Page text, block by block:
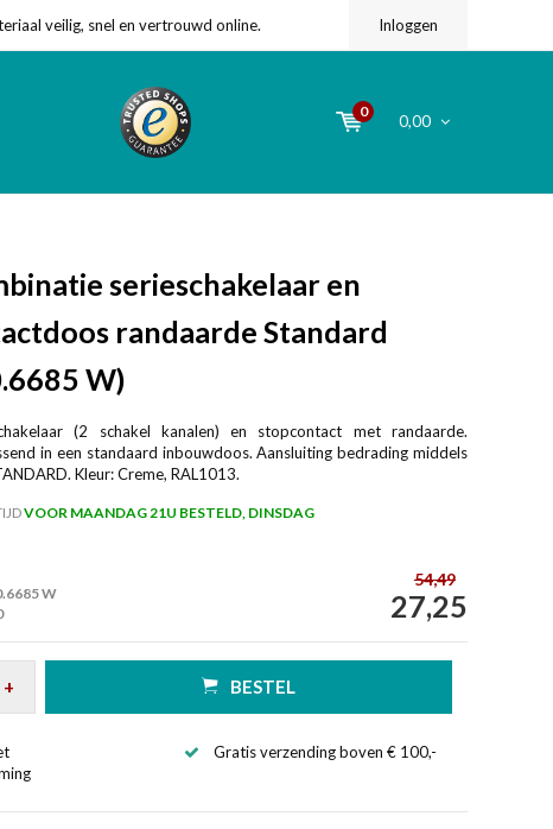
veilig, snel en vertrouwd online. Inloggen
0
0,00
serieschakelaar en
randaarde Standard
W)
(2 schakel kanalen) en stopcontact met randaarde.
in een standaard inbouwdoos. Aansluiting bedrading middels
Kleur: Creme, RAL1013.
VOOR MAANDAG 21U BESTELD, DINSDAG
W
54,49
27,25
+ BESTEL
Gratis verzending boven € 100,-